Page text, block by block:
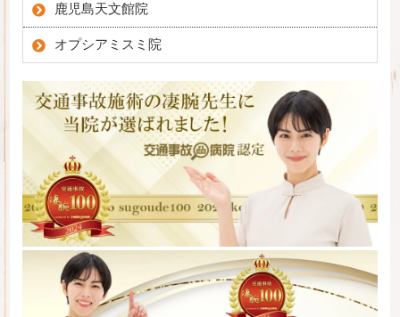
鹿児島天文館院
オプシアミスミ院